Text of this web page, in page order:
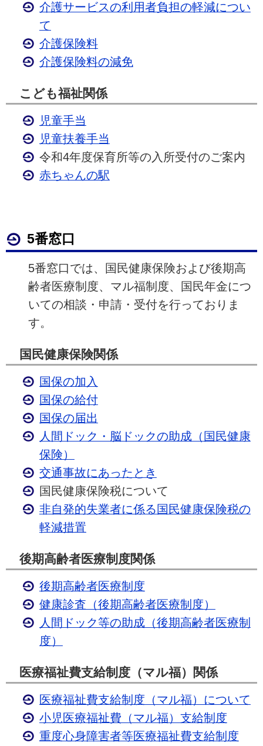
介護サービスの利用者負担の軽減につい
て
介護保険料
介護保険料の減免
こども福祉関係
児童手当
児童扶養手当
令和4年度保育所等の入所受付のご案内
赤ちゃんの駅
5番窓口
5番窓口では、国民健康保険および後期高
齢者医療制度、マル福制度、国民年金につ
いての相談・申請・受付を行っておりま
す。
国民健康保険関係
国保の加入
国保の給付
国保の届出
人間ドック・脳ドックの助成（国民健康
保険）
交通事故にあったとき
国民健康保険税について
非自発的失業者に係る国民健康保険税の
軽減措置
後期高齢者医療制度関係
後期高齢者医療制度
健康診査（後期高齢者医療制度）
人間ドック等の助成（後期高齢者医療制
度）
医療福祉費支給制度（マル福）関係
医療福祉費支給制度（マル福）について
小児医療福祉費（マル福）支給制度
重度心身障害者等医療福祉費支給制度